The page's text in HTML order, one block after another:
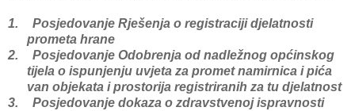
1.
Posjedovanje Rješenja o registraciji djelatnosti
prometa hrane
2.
Posjedovanje Odobrenja od nadležnog općinskog
tijela o ispunjenju uvjeta za promet namirnica i pića
van objekata i prostorija registriranih za tu djelatnost
3.
Posjedovanje dokaza o zdravstvenoj ispravnosti